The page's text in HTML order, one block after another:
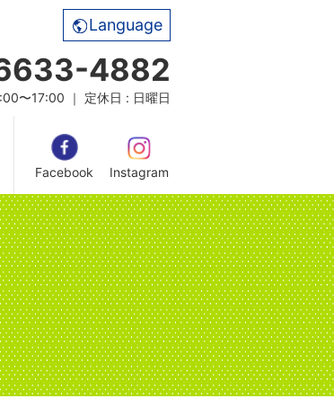
Language
4882
〜17:00 ｜ 定休日 : 日曜日
Facebook Instagram